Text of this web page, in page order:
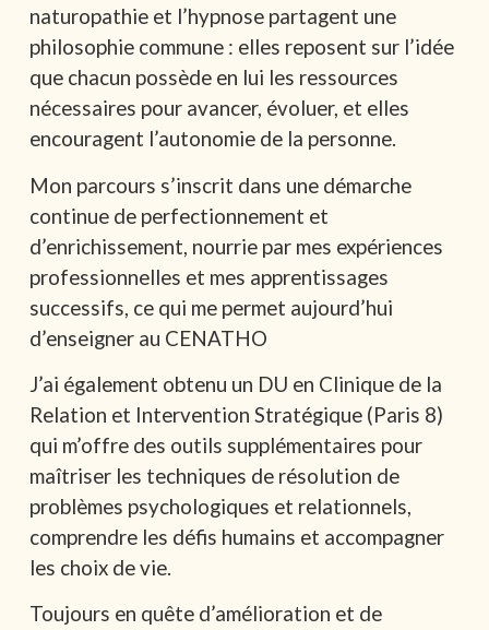
naturopathie et l’hypnose partagent une
philosophie commune : elles reposent sur l’idée
que chacun possède en lui les ressources
nécessaires pour avancer, évoluer, et elles
encouragent l’autonomie de la personne.
Mon parcours s’inscrit dans une démarche
continue de perfectionnement et
d’enrichissement, nourrie par mes expériences
professionnelles et mes apprentissages
successifs, ce qui me permet aujourd’hui
d’enseigner au CENATHO
J’ai également obtenu un DU en Clinique de la
Relation et Intervention Stratégique (Paris 8)
qui m’offre des outils supplémentaires pour
maîtriser les techniques de résolution de
problèmes psychologiques et relationnels,
comprendre les défis humains et accompagner
les choix de vie.
Toujours en quête d’amélioration et de